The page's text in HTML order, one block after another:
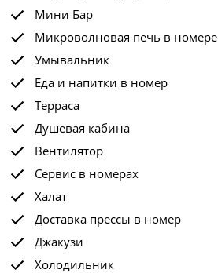
Мини Бар
Микроволновая печь в номере
Умывальник
Еда и напитки в номер
Терраса
Душевая кабина
Вентилятор
Сервис в номерах
Халат
Доставка прессы в номер
Джакузи
Холодильник